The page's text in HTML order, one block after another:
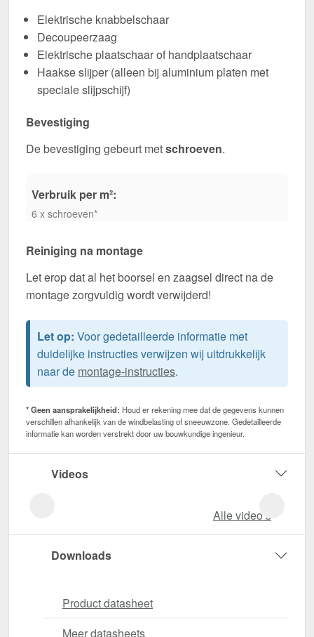
Elektrische knabbelschaar
Decoupeerzaag
Elektrische plaatschaar of handplaatschaar
Haakse slijper (alleen bij aluminium platen met
speciale slijpschijf)
Bevestiging
De bevestiging gebeurt metschroeven.
Verbruik per m²:
6 x schroeven*
Reiniging na montage
Let erop dat al het boorsel en zaagsel direct na de
montage zorgvuldig wordt verwijderd!
Let op: Voor gedetailleerde informatie met
duidelijke instructies verwijzen wij uitdrukkelijk
naar de montage-instructies.
* Geen aansprakelijkheid: Houd er rekening mee dat de gegevens kunnen
verschillen afhankelijk van de windbelasting of sneeuwzone. Gedetailleerde
informatie kan worden verstrekt door uw bouwkundige ingenieur.
Videos
Alle video‘s
Downloads
Product datasheet
Meer datasheets